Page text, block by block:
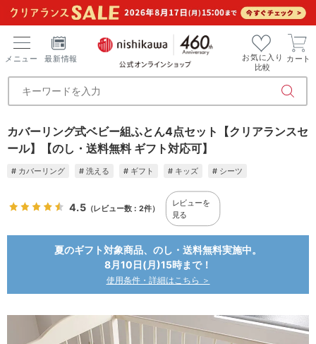
メニュー 最新情報
お気に入り
比較
カート
カバーリング式ベビー組ふとん4点セット【クリアランスセ
ール】【のし・送料無料 ギフト対応可】
# カバーリング # 洗える # ギフト # キッズ # シーツ
4.5（レビュー数：2件）
レビューを
見る
夏のギフト対象商品、のし・送料無料実施中。
8月10日(月)15時まで！
使用条件・詳細はこちら ＞